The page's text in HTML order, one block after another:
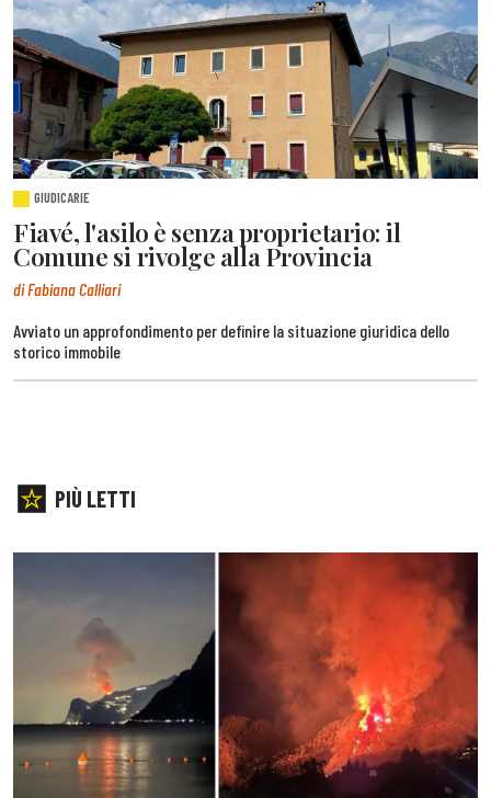
GIUDICARIE
Fiavé, l'asilo è senza proprietario: il
Comune si rivolge alla Provincia
di Fabiana Calliari
Avviato un approfondimento per definire la situazione giuridica dello
storico immobile
PIÙ LETTI